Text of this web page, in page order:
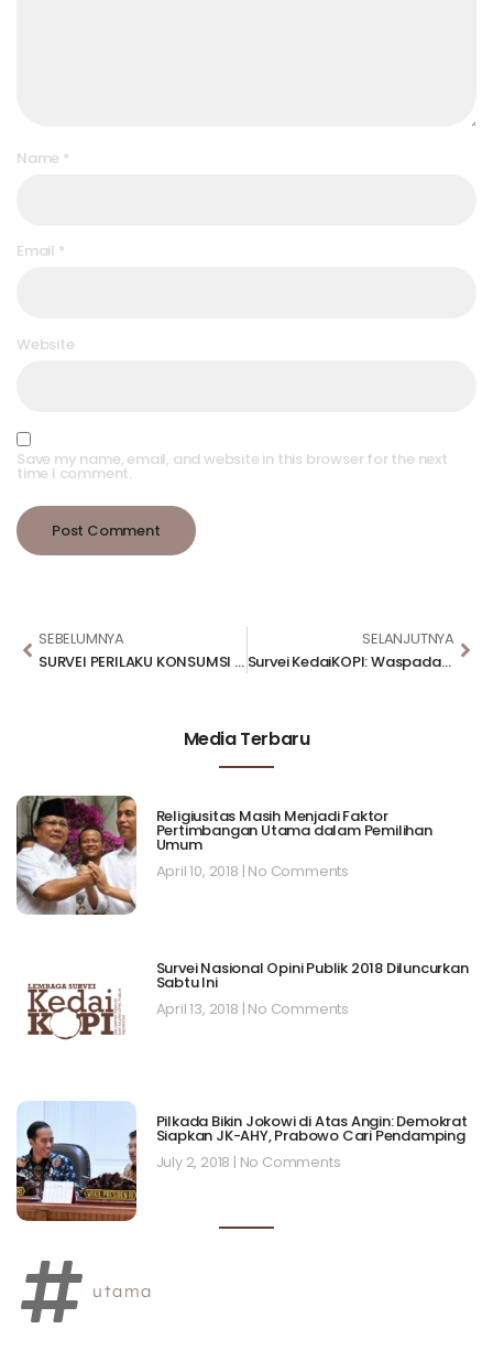
Name *
Email *
Website
Save my name, email, and website in this browser for the next
time I comment.
SEBELUMNYA
SURVEI PERILAKU KONSUMSI & DAYA BELI MASYARAKAT KELAS MENENGAH
SELANJUTNYA
Survei KedaiKOPI: Waspada! Kelapa Terancam Langka dan Mahal pada Awal 2026
Media Terbaru
Religiusitas Masih Menjadi Faktor
Pertimbangan Utama dalam Pemilihan
Umum
April 10, 2018 No Comments
Survei Nasional Opini Publik 2018 Diluncurkan
Sabtu Ini
April 13, 2018 No Comments
Pilkada Bikin Jokowi di Atas Angin: Demokrat
Siapkan JK-AHY, Prabowo Cari Pendamping
July 2, 2018 No Comments
utama